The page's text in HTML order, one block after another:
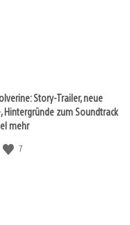
Story-Trailer, neue
Hintergründe zum Soundtrack
mehr
7